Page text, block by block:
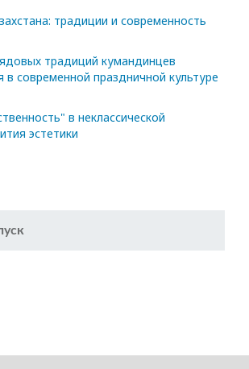
традиции и современность
традиций кумандинцев
в современной праздничной культуре
в неклассической
эстетики